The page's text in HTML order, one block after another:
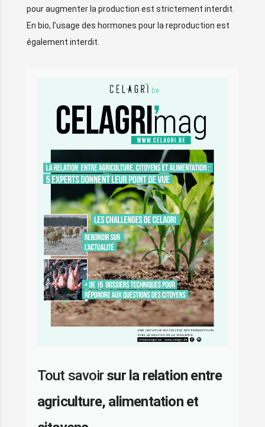
pour augmenter la production est strictement interdit.
En bio, l’usage des hormones pour la reproduction est
également interdit.
Tout savoirsur la relation entre
agriculture, alimentation et